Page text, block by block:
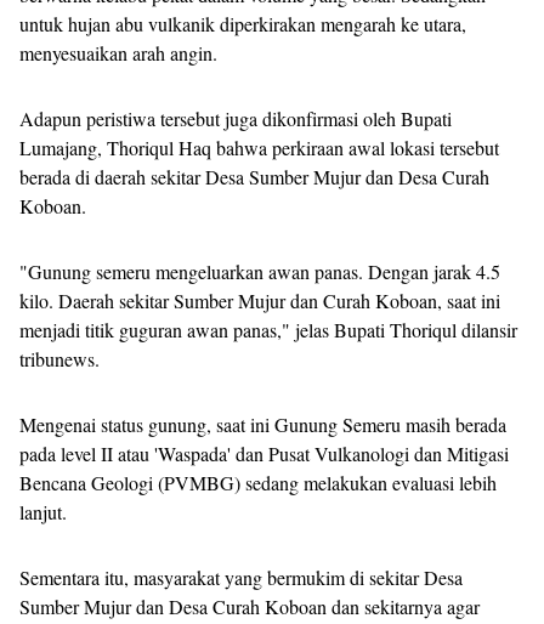
untuk hujan abu vulkanik diperkirakan mengarah ke utara,
menyesuaikan arah angin.
Adapun peristiwa tersebut juga dikonfirmasi oleh Bupati
Lumajang, Thoriqul Haq bahwa perkiraan awal lokasi tersebut
berada di daerah sekitar Desa Sumber Mujur dan Desa Curah
Koboan.
"Gunung semeru mengeluarkan awan panas. Dengan jarak 4.5
kilo. Daerah sekitar Sumber Mujur dan Curah Koboan, saat ini
menjadi titik guguran awan panas," jelas Bupati Thoriqul dilansir
tribunews.
Mengenai status gunung, saat ini Gunung Semeru masih berada
pada level II atau 'Waspada' dan Pusat Vulkanologi dan Mitigasi
Bencana Geologi (PVMBG) sedang melakukan evaluasi lebih
lanjut.
Sementara itu, masyarakat yang bermukim di sekitar Desa
Sumber Mujur dan Desa Curah Koboan dan sekitarnya agar